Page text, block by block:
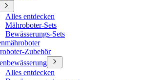
Alles entdecken
Mähroboter-Sets
Bewässerungs-Sets
Zubehör
Alles entdecken